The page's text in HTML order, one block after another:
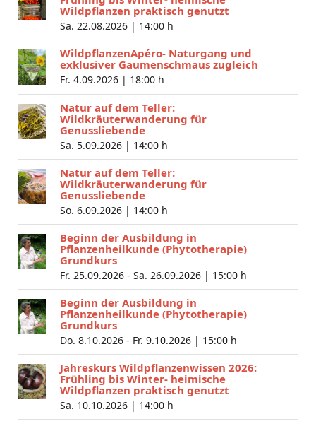
Wildpflanzen praktisch genutzt
Sa. 22.08.2026 | 14:00 h
WildpflanzenApéro- Naturgang und
exklusiver Gaumenschmaus zugleich
Fr. 4.09.2026 | 18:00 h
Natur auf dem Teller:
Wildkräuterwanderung für
Genussliebende
Sa. 5.09.2026 | 14:00 h
Natur auf dem Teller:
Wildkräuterwanderung für
Genussliebende
So. 6.09.2026 | 14:00 h
Beginn der Ausbildung in
Pflanzenheilkunde (Phytotherapie)
Grundkurs
Fr. 25.09.2026 - Sa. 26.09.2026 | 15:00 h
Beginn der Ausbildung in
Pflanzenheilkunde (Phytotherapie)
Grundkurs
Do. 8.10.2026 - Fr. 9.10.2026 | 15:00 h
Jahreskurs Wildpflanzenwissen 2026:
Frühling bis Winter- heimische
Wildpflanzen praktisch genutzt
Sa. 10.10.2026 | 14:00 h